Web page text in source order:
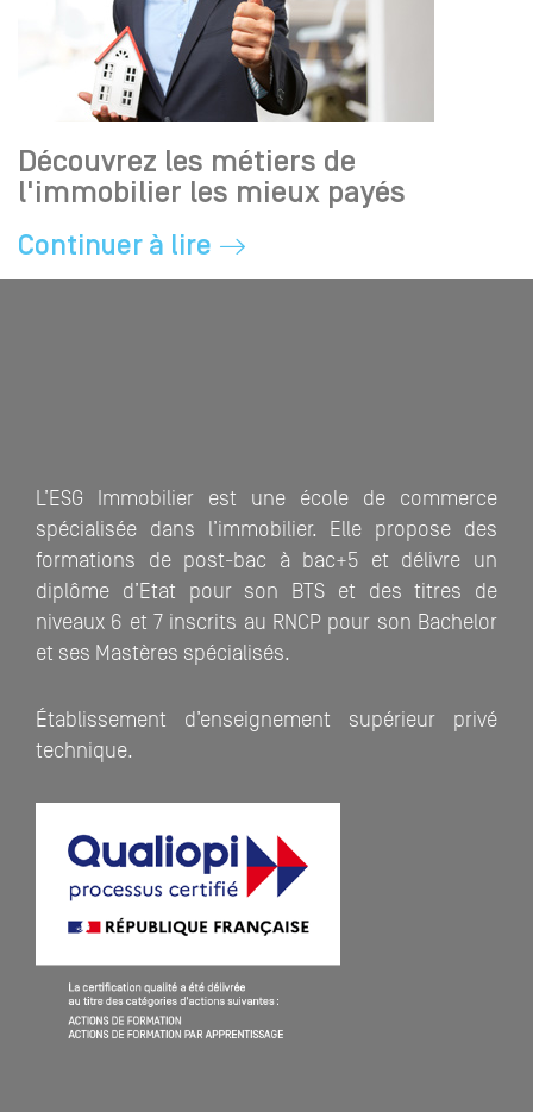
Découvrez les métiers de
l'immobilier les mieux payés
Continuer à lire
L’ESG Immobilier est une école de commerce
spécialisée dans l’immobilier. Elle propose des
formations de post-bac à bac+5 et délivre un
diplôme d’Etat pour son BTS et des titres de
niveaux 6 et 7 inscrits au RNCP pour son Bachelor
et ses Mastères spécialisés.
Établissement d’enseignement supérieur privé
technique.